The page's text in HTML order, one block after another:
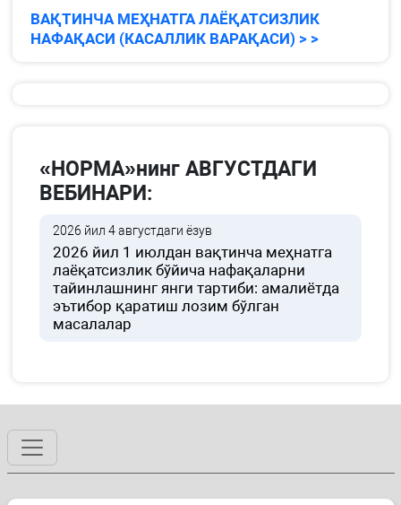
ВАҚТИНЧА МЕҲНАТГА ЛАЁҚАТСИЗЛИК
НАФАҚАСИ (КАСАЛЛИК ВАРАҚАСИ) > >
«НОРМА»нинг АВГУСТДАГИ
ВЕБИНАРИ:
2026 йил 4 августдаги ёзув
2026 йил 1 июлдан вақтинча меҳнатга
лаёқатсизлик бўйича нафақаларни
тайинлашнинг янги тартиби: амалиётда
эътибор қаратиш лозим бўлган
масалалар